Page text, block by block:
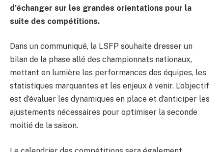
d’échanger sur les grandes orientations pour la
suite des compétitions.
Dans un communiqué, la LSFP souhaite dresser un
bilan de la phase allé des championnats nationaux,
mettant en lumière les performances des équipes, les
statistiques marquantes et les enjeux à venir. L’objectif
est d’évaluer les dynamiques en place et d’anticiper les
ajustements nécessaires pour optimiser la seconde
moitié de la saison.